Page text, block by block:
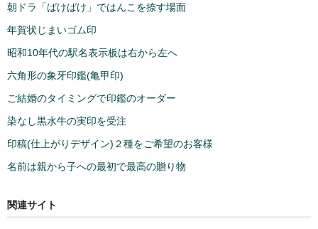
朝ドラ「ばけばけ」ではんこを捺す場面
年賀状じまいゴム印
昭和10年代の駅名表示板は右から左へ
六角形の象牙印鑑(亀甲印)
ご結婚のタイミングで印鑑のオーダー
染なし黒水牛の実印を受注
印稿(仕上がりデザイン)２種をご希望のお客様
名前は親から子への最初で最高の贈り物
関連サイト